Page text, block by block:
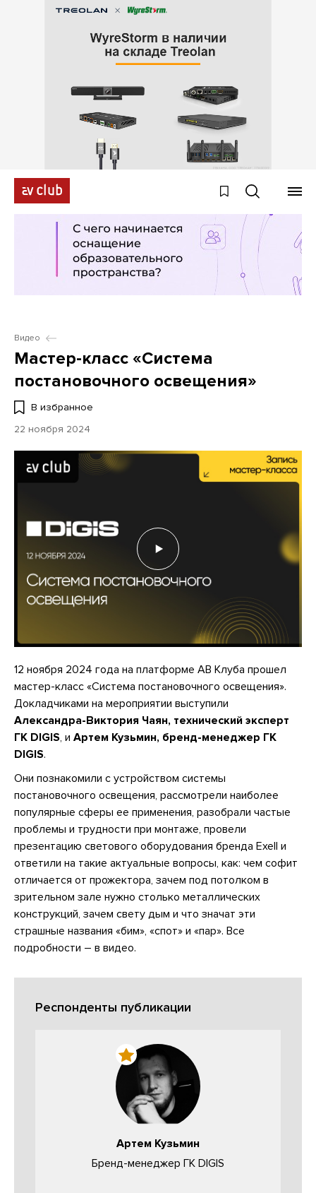
Видео
Мастер-класс «Система
постановочного освещения»
В избранное
22 ноября 2024
12 ноября 2024 года на платформе АВ Клуба прошел
мастер-класс «Система постановочного освещения».
Докладчиками на мероприятии выступили
Александра-Виктория Чаян, технический эксперт
ГК DIGIS, и Артем Кузьмин, бренд-менеджер ГК
DIGIS.
Они познакомили с устройством системы
постановочного освещения, рассмотрели наиболее
популярные сферы ее применения, разобрали частые
проблемы и трудности при монтаже, провели
презентацию светового оборудования бренда Exell и
ответили на такие актуальные вопросы, как: чем софит
отличается от прожектора, зачем под потолком в
зрительном зале нужно столько металлических
конструкций, зачем свету дым и что значат эти
страшные названия «бим», «спот» и «пар». Все
подробности – в видео.
Респонденты публикации
Артем Кузьмин
Бренд-менеджер ГК DIGIS